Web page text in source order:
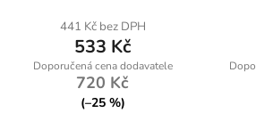
441 Kč bez DPH
533 Kč
720 Kč
(–25 %)